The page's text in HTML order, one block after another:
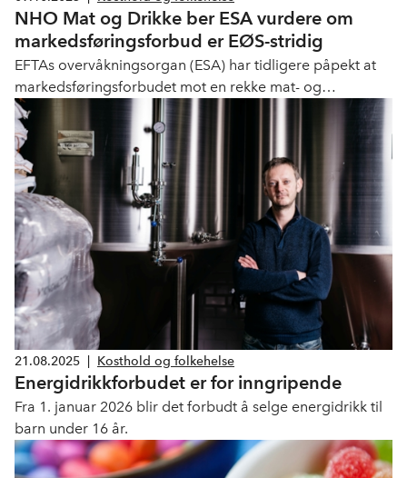
NHO Mat og Drikke ber ESA vurdere om
markedsføringsforbud er EØS-stridig
EFTAs overvåkningsorgan (ESA) har tidligere påpekt at
markedsføringsforbudet mot en rekke mat- og
drikkevarer rettet mot barn kan være for inngripende. Nå
ber NHO Mat og Drikke overvåkingsorganet om en
avklaring.
21.08.2025 Kosthold og folkehelse
Energidrikkforbudet er for inngripende
Fra 1. januar 2026 blir det forbudt å selge energidrikk til
barn under 16 år.